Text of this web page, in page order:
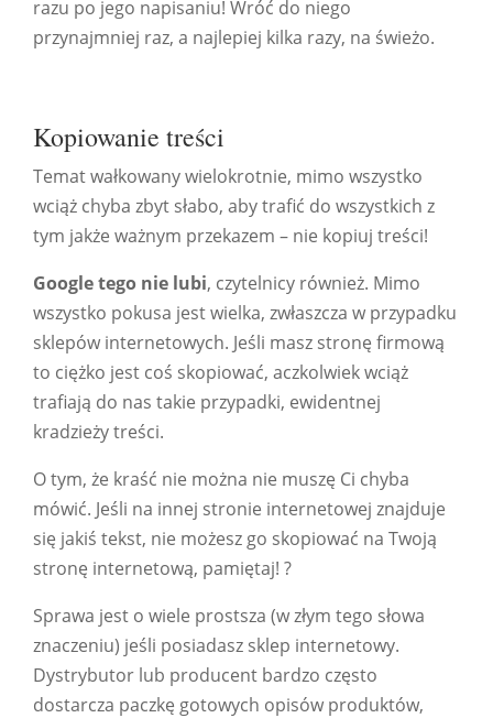
razu po jego napisaniu! Wróć do niego
przynajmniej raz, a najlepiej kilka razy, na świeżo.
Kopiowanie treści
Temat wałkowany wielokrotnie, mimo wszystko
wciąż chyba zbyt słabo, aby trafić do wszystkich z
tym jakże ważnym przekazem – nie kopiuj treści!
Google tego nie lubi, czytelnicy również. Mimo
wszystko pokusa jest wielka, zwłaszcza w przypadku
sklepów internetowych. Jeśli masz stronę firmową
to ciężko jest coś skopiować, aczkolwiek wciąż
trafiają do nas takie przypadki, ewidentnej
kradzieży treści.
O tym, że kraść nie można nie muszę Ci chyba
mówić. Jeśli na innej stronie internetowej znajduje
się jakiś tekst, nie możesz go skopiować na Twoją
stronę internetową, pamiętaj! ?
Sprawa jest o wiele prostsza (w złym tego słowa
znaczeniu) jeśli posiadasz sklep internetowy.
Dystrybutor lub producent bardzo często
dostarcza paczkę gotowych opisów produktów,